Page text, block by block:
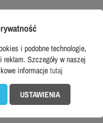
umowy
i podobne technologie,
Szczegóły w naszej
informacjetutaj
USTAWIENIA